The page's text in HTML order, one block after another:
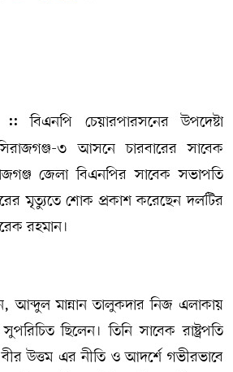
::বিএনপি চেয়ারপারসনের উপদেষ্টা
৩ আসনে চারবারের সাবেক
জেলা বিএনপির সাবেক সভাপতি
মৃত্যুতে শোক প্রকাশ করেছেন দলটির
রহমান।
আব্দুল মান্নান তালুকদার নিজ এলাকায়
ছিলেন। তিনি সাবেক রাষ্ট্রপতি
উত্তম এর নীতি ও আদর্শে গভীরভাবে